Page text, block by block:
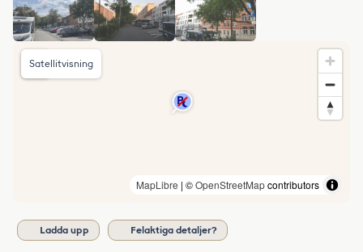
MapLibre | ©OpenStreetMapcontributors
Satellitvisning
Ladda upp Felaktiga detaljer?